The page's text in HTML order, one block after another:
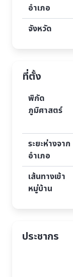
อำเภอ
จังหวัด
ที่ตั้ง
พิกัด
ภูมิศาสตร์
ระยะห่างจาก
อำเภอ
เส้นทางเข้า
หมู่บ้าน
ประชากร